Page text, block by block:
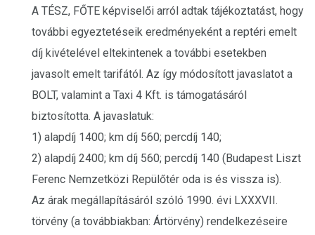
A TÉSZ, FŐTE képviselői arról adtak tájékoztatást, hogy
további egyeztetéseik eredményeként a reptéri emelt
díj kivételével eltekintenek a további esetekben
javasolt emelt tarifától. Az így módosított javaslatot a
BOLT, valamint a Taxi 4 Kft. is támogatásáról
biztosította. A javaslatuk:
1) alapdíj 1400; km díj 560; percdíj 140;
2) alapdíj 2400; km díj 560; percdíj 140 (Budapest Liszt
Ferenc Nemzetközi Repülőtér oda is és vissza is).
Az árak megállapításáról szóló 1990. évi LXXXVII.
törvény (a továbbiakban: Ártörvény) rendelkezéseire